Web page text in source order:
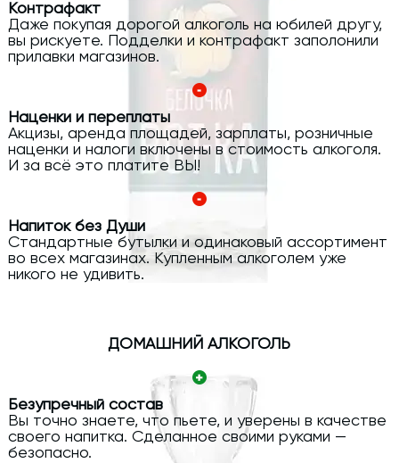
Контрафакт
Даже покупая дорогой алкоголь на юбилей другу,
вы рискуете. Подделки и контрафакт заполонили
прилавки магазинов.
Наценки и переплаты
Акцизы, аренда площадей, зарплаты, розничные
наценки и налоги включены в стоимость алкоголя.
И за всё это платите ВЫ!
Напиток без Души
Стандартные бутылки и одинаковый ассортимент
во всех магазинах. Купленным алкоголем уже
никого не удивить.
ДОМАШНИЙ АЛКОГОЛЬ
Безупречный состав
Вы точно знаете, что пьете, и уверены в качестве
своего напитка. Сделанное своими руками —
безопасно.